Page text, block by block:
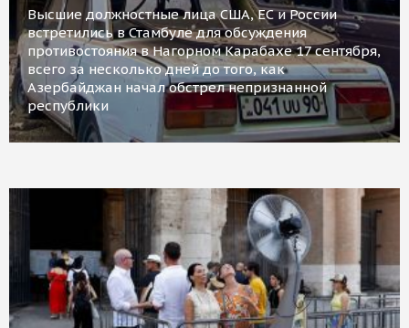
Высшие должностные лица США, ЕС и России
встретились в Стамбуле для обсуждения
противостояния в Нагорном Карабахе 17 сентября,
всего за несколько дней до того, как
Азербайджан начал обстрел непризнанной
республики